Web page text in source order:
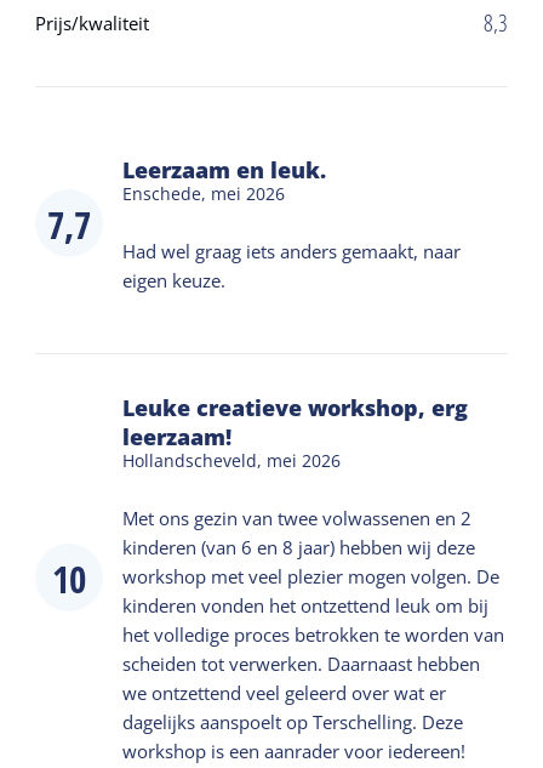
Prijs/kwaliteit 8,3
7,7
Leerzaam en leuk.
Enschede, mei 2026
Had wel graag iets anders gemaakt, naar
eigen keuze.
10
Leuke creatieve workshop, erg
leerzaam!
Hollandscheveld, mei 2026
Met ons gezin van twee volwassenen en 2
kinderen (van 6 en 8 jaar) hebben wij deze
workshop met veel plezier mogen volgen. De
kinderen vonden het ontzettend leuk om bij
het volledige proces betrokken te worden van
scheiden tot verwerken. Daarnaast hebben
we ontzettend veel geleerd over wat er
dagelijks aanspoelt op Terschelling. Deze
workshop is een aanrader voor iedereen!